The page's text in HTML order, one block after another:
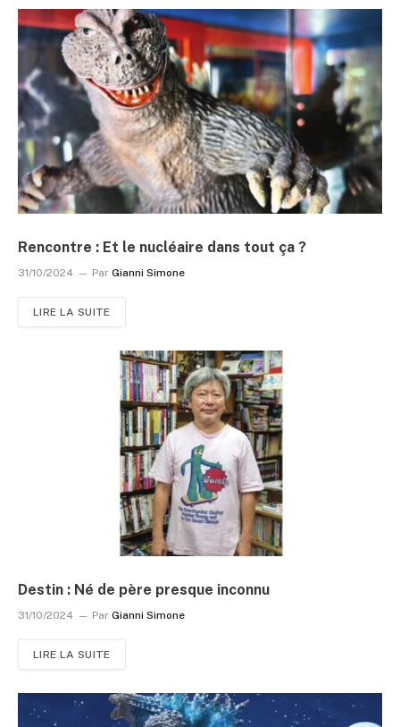
Rencontre : Et le nucléaire dans tout ça ?
31/10/2024 Par Gianni Simone
LIRE LA SUITE
Destin : Né de père presque inconnu
31/10/2024 Par Gianni Simone
LIRE LA SUITE